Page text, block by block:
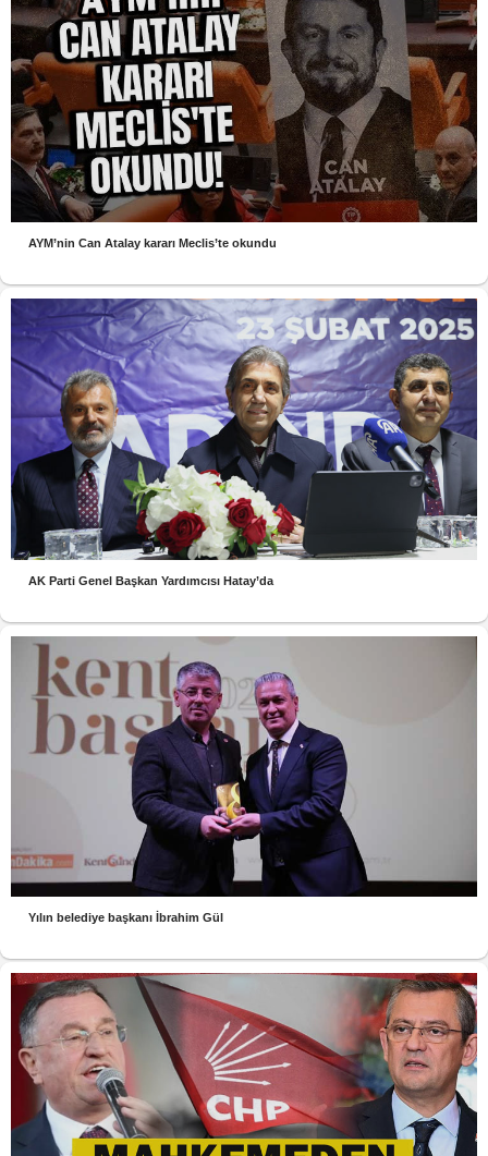
AYM’nin Can Atalay kararı Meclis’te okundu
AK Parti Genel Başkan Yardımcısı Hatay’da
Yılın belediye başkanı İbrahim Gül